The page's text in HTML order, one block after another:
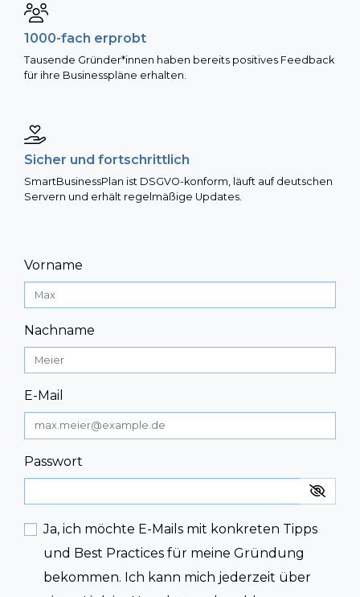
Vorname
Nachname
E-Mail
Passwort
Ja, ich möchte E-Mails mit konkreten Tipps
und Best Practices für meine Gründung
bekommen. Ich kann mich jederzeit über
1000-fach erprobt
Tausende Gründer*innen haben bereits positives Feedback
für ihre Businesspläne erhalten.
Sicher und fortschrittlich
SmartBusinessPlan ist DSGVO-konform, läuft auf deutschen
Servern und erhält regelmäßige Updates.